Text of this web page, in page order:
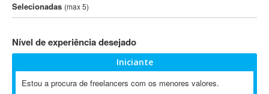
3DS Max
3GSM
802.11
A-GPS
Selecionadas (max 5)
Nível de experiência desejado
Iniciante
Estou a procura de freelancers com os menores valores.